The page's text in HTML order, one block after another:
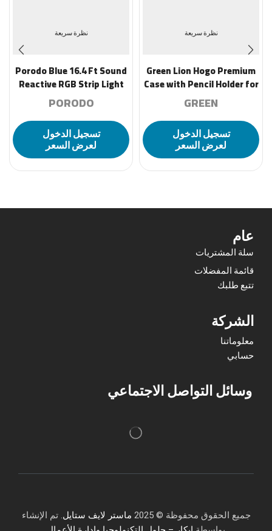
نظرة سريعة
Green Lion Hogo Premium
Case with Pencil Holder for
iPad 10 10.9″ -Black
GREEN
تسجيل الدخول
لعرض السعر
نظرة سريعة
Porodo Blue 16.4 Ft Sound
Reactive RGB Strip Light
with 44 Key Remote
PORODO
تسجيل الدخول
لعرض السعر
عام
سلة المشتريات
قائمة المفضلات
تتبع طلبك
الشركة
معلوماتنا
حسابي
وسائل التواصل الاجتماعي
جميع الحقوق محفوظة © 2025 ماستر لايف ستايل . تم الإنشاء